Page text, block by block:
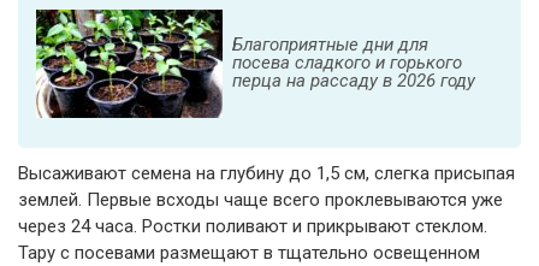
Благоприятные дни для
посева сладкого и горького
перца на рассаду в 2026 году
Высаживают семена на глубину до 1,5 см, слегка присыпая
землей. Первые всходы чаще всего проклевываются уже
через 24 часа. Ростки поливают и прикрывают стеклом.
Тару с посевами размещают в тщательно освещенном